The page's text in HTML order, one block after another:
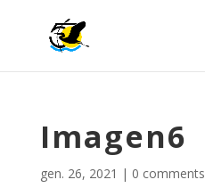
Imagen6
gen. 26, 2021 | 0 comments